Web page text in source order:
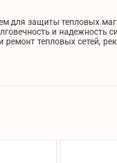
для защиты тепловых
и надежность
тепловых сетей,